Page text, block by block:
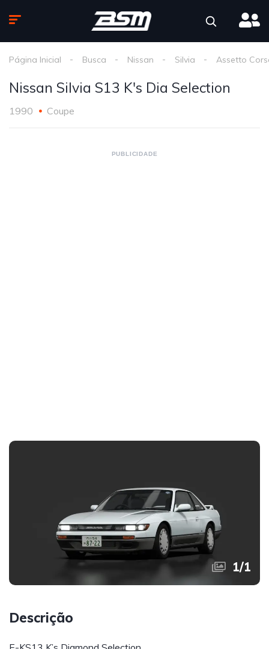
Página Inicial Busca Nissan Silvia Assetto
Nissan Silvia S13 K's Dia Selection
1990 Coupe
PUBLICIDADE
1/1
Descrição